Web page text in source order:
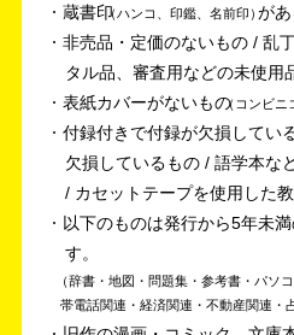
蔵書印 ハンコ、印鑑、名前印
が
非売品・定価のないもの / 乱
タル品、審査用などの未使用
表紙カバーがないもの コンビニ
付録付きで付録が欠損してい
欠損しているもの / 語学本な
/ カセットテープを使用した
以下のものは発行から5年未
す。
辞書・地図・問題集・参考書・パソ
帯電話関連・経済関連・不動産関連・